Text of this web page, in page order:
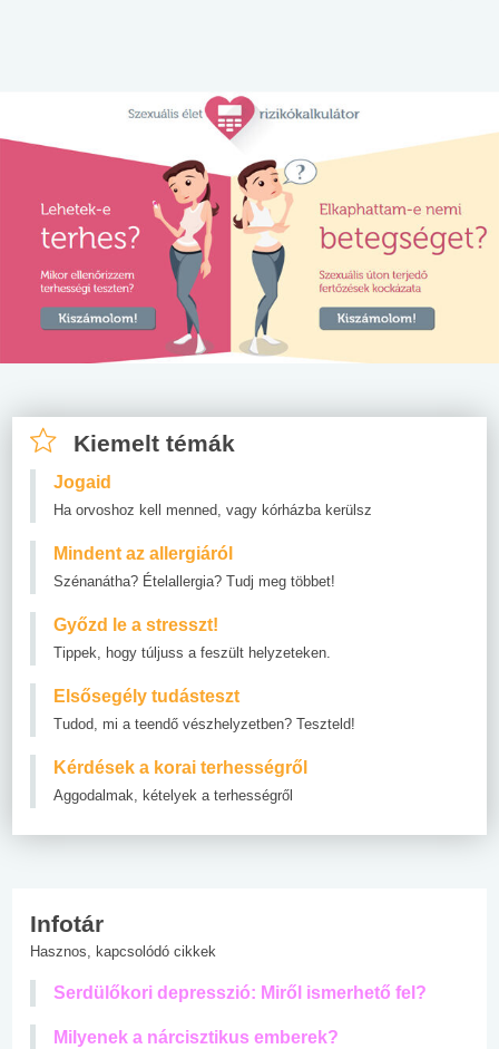
Kiemelt témák
Jogaid
Ha orvoshoz kell menned, vagy kórházba kerülsz
Mindent az allergiáról
Szénanátha? Ételallergia? Tudj meg többet!
Győzd le a stresszt!
Tippek, hogy túljuss a feszült helyzeteken.
Elsősegély tudásteszt
Tudod, mi a teendő vészhelyzetben? Teszteld!
Kérdések a korai terhességről
Aggodalmak, kételyek a terhességről
Infotár
Hasznos, kapcsolódó cikkek
Serdülőkori depresszió: Miről ismerhető fel?
Milyenek a nárcisztikus emberek?